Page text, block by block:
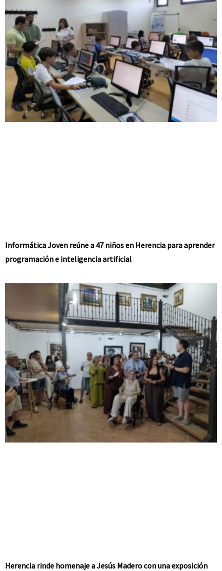
Informática Joven reúne a 47 niños en Herencia para aprender
programación e inteligencia artificial
Herencia rinde homenaje a Jesús Madero con una exposición